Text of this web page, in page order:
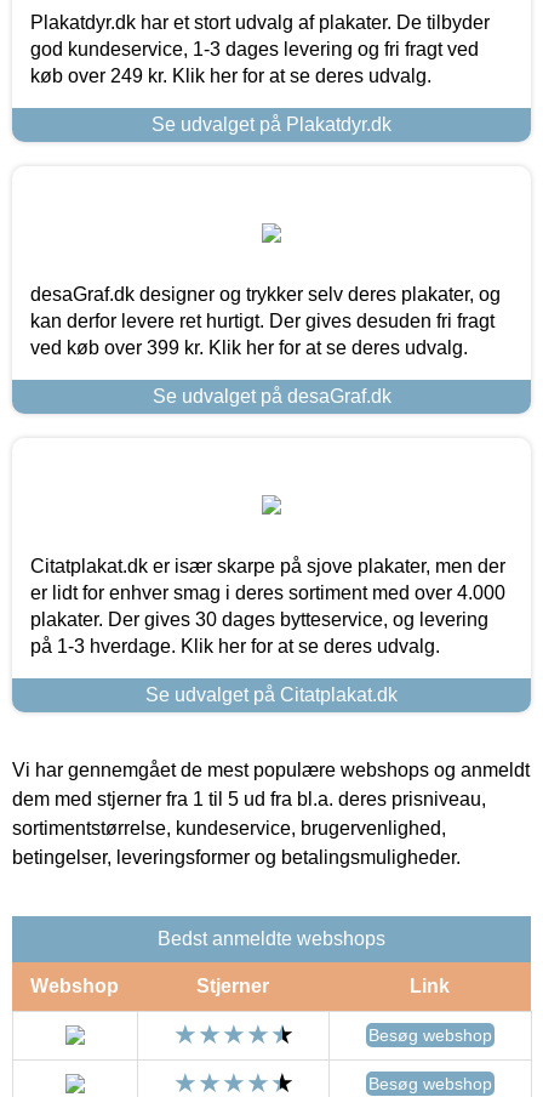
Plakatdyr.dk har et stort udvalg af plakater. De tilbyder
god kundeservice, 1-3 dages levering og fri fragt ved
køb over 249 kr. Klik her for at se deres udvalg.
Se udvalget på Plakatdyr.dk
desaGraf.dk designer og trykker selv deres plakater, og
kan derfor levere ret hurtigt. Der gives desuden fri fragt
ved køb over 399 kr. Klik her for at se deres udvalg.
Se udvalget på desaGraf.dk
Citatplakat.dk er især skarpe på sjove plakater, men der
er lidt for enhver smag i deres sortiment med over 4.000
plakater. Der gives 30 dages bytteservice, og levering
på 1-3 hverdage. Klik her for at se deres udvalg.
Se udvalget på Citatplakat.dk
Vi har gennemgået de mest populære webshops og anmeldt
dem med stjerner fra 1 til 5 ud fra bl.a. deres prisniveau,
sortimentstørrelse, kundeservice, brugervenlighed,
betingelser, leveringsformer og betalingsmuligheder.
Bedst anmeldte webshops
Webshop Stjerner Link
Besøg webshop
Besøg webshop